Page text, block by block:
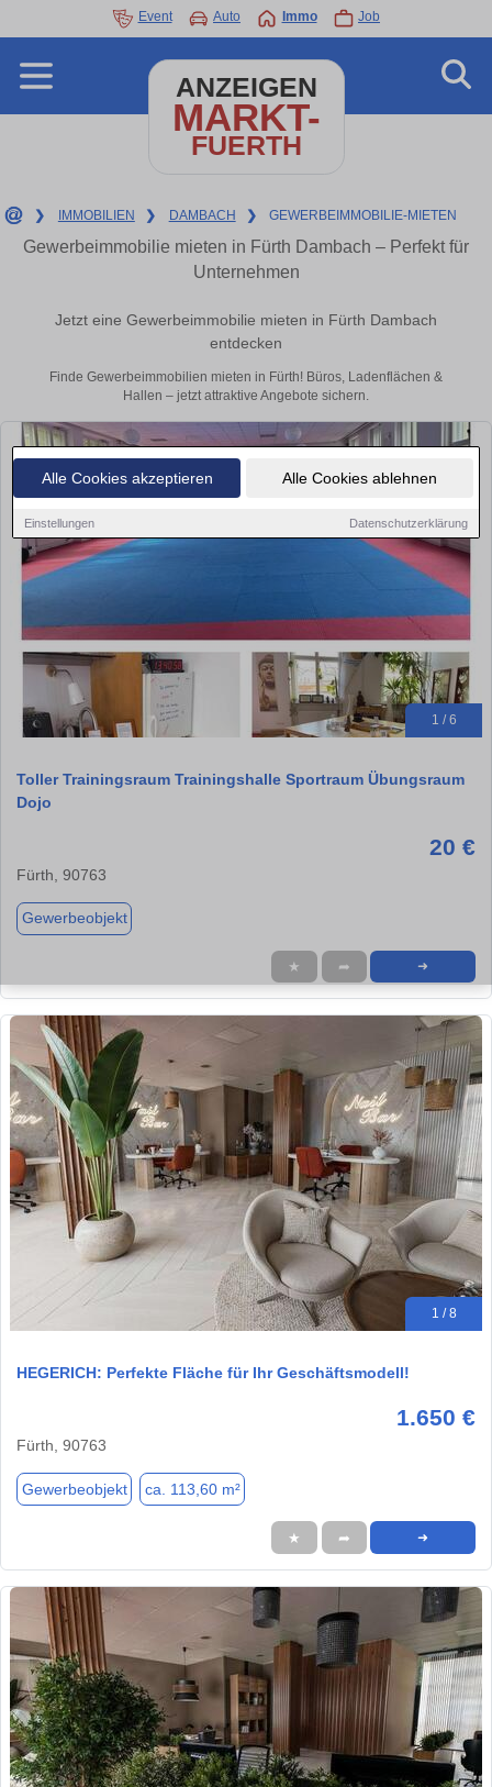
Alle Cookies akzeptieren Alle Cookies ablehnen
Einstellungen Datenschutzerklärung
Event Auto Immo Job
ANZEIGEN
MARKT-
FUERTH
❯ IMMOBILIEN ❯ DAMBACH ❯ GEWERBEIMMOBILIE-MIETEN
Gewerbeimmobilie mieten in Fürth Dambach – Perfekt für
Unternehmen
Jetzt eine Gewerbeimmobilie mieten in Fürth Dambach
entdecken
Finde Gewerbeimmobilien mieten in Fürth! Büros, Ladenflächen &
Hallen – jetzt attraktive Angebote sichern.
1 / 6
Toller Trainingsraum Trainingshalle Sportraum Übungsraum
Dojo
20 €
Fürth, 90763
Gewerbeobjekt
★ ➦ ➜
1 / 8
HEGERICH: Perfekte Fläche für Ihr Geschäftsmodell!
1.650 €
Fürth, 90763
Gewerbeobjekt ca. 113,60 m²
★ ➦ ➜